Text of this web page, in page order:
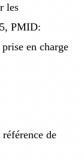
les
PMID:
en charge
de